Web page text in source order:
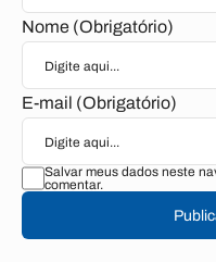
Nome (Obrigatório)
E-mail (Obrigatório)
Salvar meus dados neste
comentar.